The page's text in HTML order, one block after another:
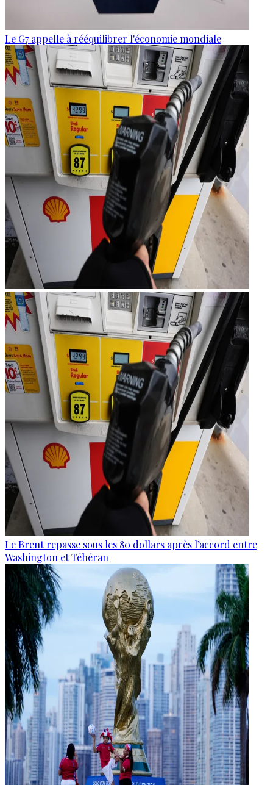
Le G7 appelle à rééquilibrer l'économie mondiale
Le Brent repasse sous les 80 dollars après l’accord entre
Washington et Téhéran